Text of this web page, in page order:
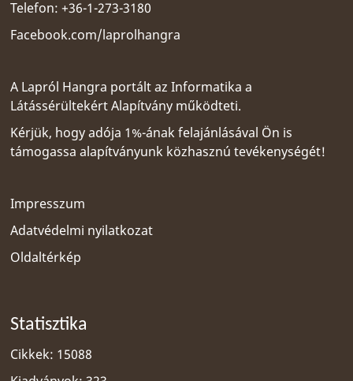
Telefon: +36-1-273-3180
Facebook.com/laprolhangra
A Lapról Hangra portált azInformatika a
Látássérültekért Alapítvány működteti.
Kérjük, hogy adója 1%-ának felajánlásával Ön is
támogassa alapítványunk közhasznú tevékenységét!
Impresszum
Adatvédelmi nyilatkozat
Oldaltérkép
Statisztika
Cikkek: 15088